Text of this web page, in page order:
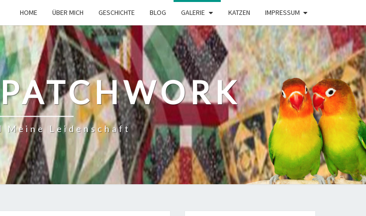
HOME ÜBER MICH GESCHICHTE BLOG GALERIE KATZEN IMPRESSUM
Meine Leidenschaft